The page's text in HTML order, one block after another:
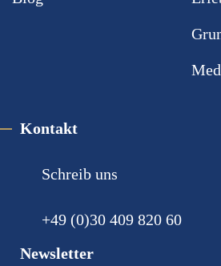
Kontakt
Schreib uns
+49 (0)30 ‪409 820 60‬
Newsletter